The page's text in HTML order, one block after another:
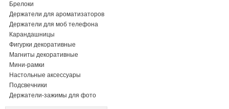
Брелоки
Держатели для ароматизаторов
Держатели для моб телефона
Карандашницы
Фигурки декоративные
Магниты декоративные
Мини-рамки
Настольные аксессуары
Подсвечники
Держатели-зажимы для фото